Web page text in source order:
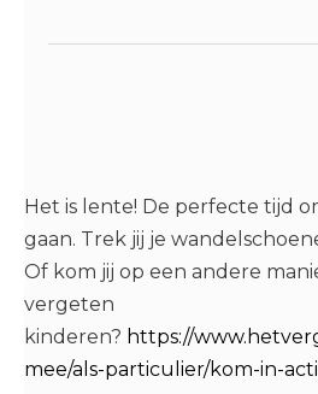
Het is lente! De perfecte tijd
gaan. Trek jij je
Of kom jij op een andere
vergeten
kinderen? https://
mee/als-particulier/kom-in-